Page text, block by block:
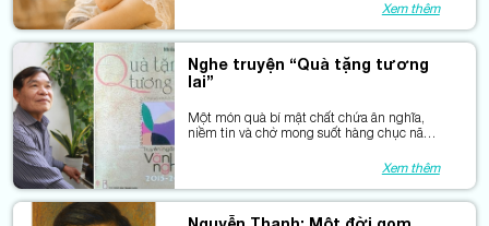
Xem thêm
Nghe truyện “Quà tặng tương
lai”
Một món quà bí mật chất chứa ân nghĩa,
niềm tin và chờ mong suốt hàng chục năm
ký ức, hy vọng và nỗi đau bị lãng quênXem thêm